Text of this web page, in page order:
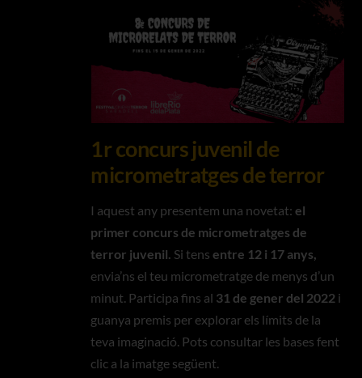
1r concurs juvenil de
micrometratges de terror
I aquest any presentem una novetat:el
primer concurs de micrometratges de
terror juvenil. Si tensentre 12 i 17 anys,
envia’ns el teu micrometratge de menys d’un
minut. Participa fins al 31 de gener del 2022 i
guanya premis per explorar els límits de la
teva imaginació. Pots consultar les bases fent
clic a la imatge següent.